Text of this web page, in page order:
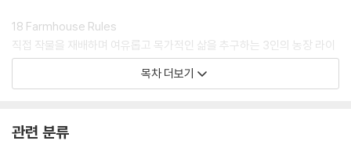
18 Farmhouse Rules
직접 작물을 재배하며 여유롭고 목가적인 삶을 추구하는 3인의 농장 라이
프스타일
정보
목차 더보기
관련 분류